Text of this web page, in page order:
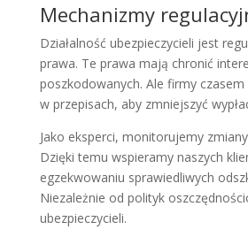
Mechanizmy
Działalność ubezpieczycieli jest
prawa. Te prawa mają chronić
poszkodowanych. Ale firmy
w przepisach, aby zmniejszyć
Jako eksperci, monitorujemy
Dzięki temu wspieramy naszych
egzekwowaniu sprawiedliwych
Niezależnie od polityk
ubezpieczycieli.